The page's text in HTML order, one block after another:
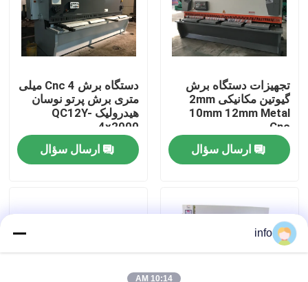
کارخانه تور
کنترل کیفیت
تماس با ما
اخبار
ماشین ترمز را فشار دهید
دستگاه برش پرتو نوسان
تجهیزات دستگاه برش
گیوتین مکانیکی 2mm
10mm 12mm Metal
Cnc
ارسال سؤال
دستگاه برش Cnc 4 میلی
متری برش پرتو نوسان
هیدرولیک QC12Y-
4x2000
ارسال سؤال
info
10:14 AM